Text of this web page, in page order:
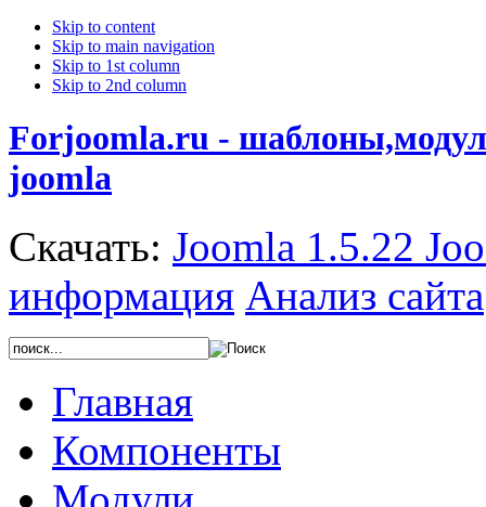
Skip to content
Skip to main navigation
Skip to 1st column
Skip to 2nd column
Forjoomla.ru -
joomla
Скачать: Joomla 1.5.22
информация Анализ сайта
Главная
Компоненты